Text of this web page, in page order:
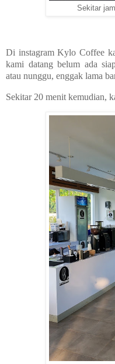
Sekitar
Di instagram Kylo Coffee
kami datang belum ada
atau nunggu, enggak lama
Sekitar 20 menit kemudian,